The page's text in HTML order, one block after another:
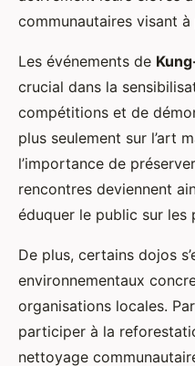
communautaires visant à
Les événements de
crucial dans la
compétitions et de
plus seulement sur l’art
l’importance de
rencontres deviennent
éduquer le public sur les
De plus, certains dojos
environnementaux
organisations locales.
participer à la
nettoyage